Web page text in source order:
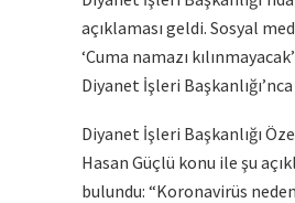
açıklaması geldi. Sosyal
‘Cuma namazı
Diyanet İşleri
Diyanet İşleri Başkanlığı
Hasan Güçlü konu ile şu
bulundu: “Koronavirüs